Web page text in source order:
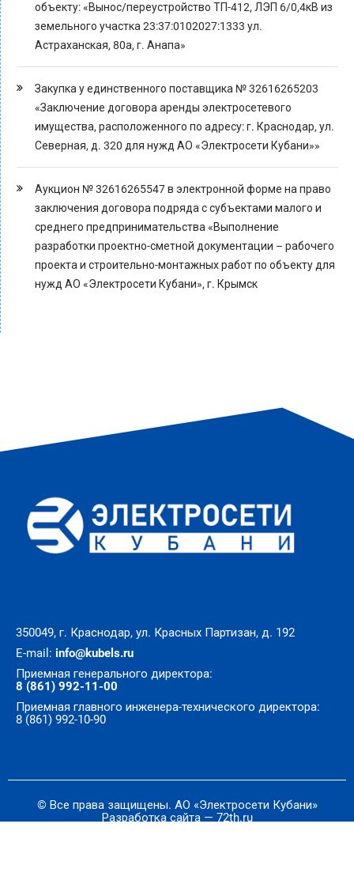
объекту: «Вынос/переустройство ТП-412, ЛЭП 6/0,4кВ из
земельного участка 23:37:0102027:1333 ул.
Астраханская, 80а, г. Анапа»
Закупка у единственного поставщика № 32616265203
«Заключение договора аренды электросетевого
имущества, расположенного по адресу: г. Краснодар, ул.
Северная, д. 320 для нужд АО «Электросети Кубани»»
Аукцион № 32616265547 в электронной форме на право
заключения договора подряда с субъектами малого и
среднего предпринимательства «Выполнение
разработки проектно-сметной документации – рабочего
проекта и строительно-монтажных работ по объекту для
нужд АО «Электросети Кубани», г. Крымск
350049, г. Краснодар, ул. Красных Партизан, д. 192
E-mail: info@kubels.ru
Приемная генерального директора:
8 (861) 992-11-00
Приемная главного инженера-технического директора:
8 (861) 992-10-90
© Все права защищены. АО «Электросети Кубани»
Разработка сайта — 72th.ru